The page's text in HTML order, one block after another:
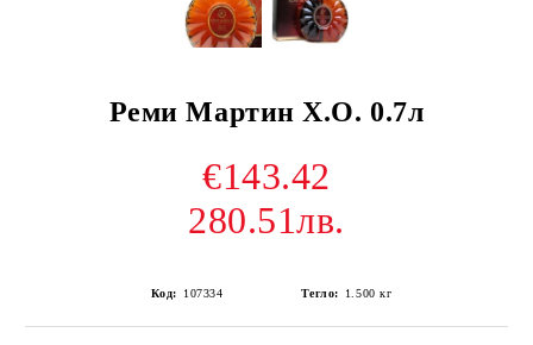
Реми Мартин Х.О. 0.7л
€143.42
280.51лв.
Код: 107334 Тегло: 1.500 кг